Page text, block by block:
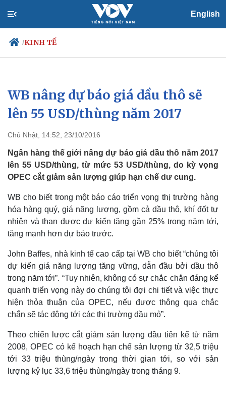
English
/KINH TẾ
Chính trị
Đảng
Tổ chức nhân sự
Nhận diện sự thật
Xã hội
Tin 24h
Dự báo thời tiết
Việc làm
Biển đảo
WB nâng dự báo giá dầu thô sẽ
lên 55 USD/thùng năm 2017
Chủ Nhật, 14:52, 23/10/2016
Ngân hàng thế giới nâng dự báo giá dầu thô năm 2017
lên 55 USD/thùng, từ mức 53 USD/thùng, do kỳ vọng
OPEC cắt giảm sản lượng giúp hạn chế dư cung.
WB cho biết trong một báo cáo triển vọng thị trường hàng
hóa hàng quý, giá năng lượng, gồm cả dầu thô, khí đốt tự
nhiên và than được dự kiến tăng gần 25% trong năm tới,
tăng mạnh hơn dự báo trước.
John Baffes, nhà kinh tế cao cấp tại WB cho biết “chúng tôi
dự kiến giá năng lượng tăng vững, dẫn đầu bởi dầu thô
trong năm tới”. “Tuy nhiên, không có sự chắc chắn đáng kể
quanh triển vọng này do chúng tôi đợi chi tiết và việc thực
hiện thỏa thuận của OPEC, nếu được thông qua chắc
chắn sẽ tác động tới các thị trường dầu mỏ”.
Theo chiến lược cắt giảm sản lượng đầu tiên kể từ năm
2008, OPEC có kế hoạch hạn chế sản lượng từ 32,5 triệu
tới 33 triệu thùng/ngày trong thời gian tới, so với sản
lượng kỷ lục 33,6 triệu thùng/ngày trong tháng 9.